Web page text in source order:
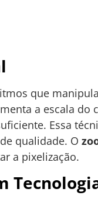
que
a escala
Essa
qualidade. O
a pixelização.